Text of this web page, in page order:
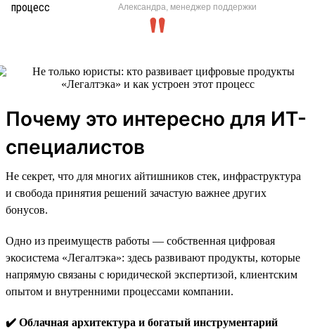
Александра, менеджер поддержки
Почему это интересно для ИТ-
специалистов
Не секрет, что для многих айтишников стек, инфраструктура
и свобода принятия решений зачастую важнее других
бонусов.
Одно из преимуществ работы — собственная цифровая
экосистема «Легалтэка»: здесь развивают продукты, которые
напрямую связаны с юридической экспертизой, клиентским
опытом и внутренними процессами компании.
✔️ Облачная архитектура и богатый инструментарий